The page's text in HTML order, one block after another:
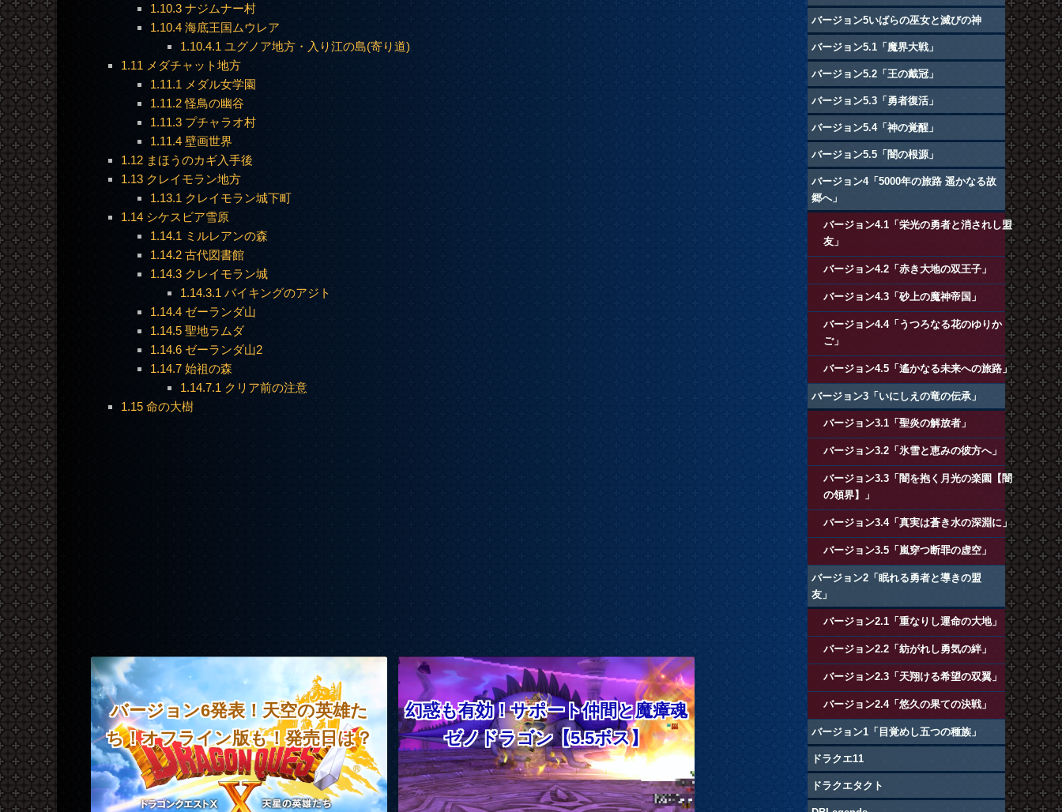
1.10.3 ナジムナー村
1.10.4 海底王国ムウレア
1.10.4.1 ユグノア地方・入り江の島(寄り道)
1.11 メダチャット地方
1.11.1 メダル女学園
1.11.2 怪鳥の幽谷
1.11.3 プチャラオ村
1.11.4 壁画世界
1.12 まほうのカギ入手後
1.13 クレイモラン地方
1.13.1 クレイモラン城下町
1.14 シケスビア雪原
1.14.1 ミルレアンの森
1.14.2 古代図書館
1.14.3 クレイモラン城
1.14.3.1 バイキングのアジト
1.14.4 ゼーランダ山
1.14.5 聖地ラムダ
1.14.6 ゼーランダ山2
1.14.7 始祖の森
1.14.7.1 クリア前の注意
1.15 命の大樹
バージョン6発表！天空の英雄た
ち！オフライン版も！発売日は？
幻惑も有効！サポート仲間と魔瘴魂
ゼノドラゴン【5.5ボス】
バージョン5いばらの巫女と滅びの神
バージョン5.1「魔界大戦」
バージョン5.2「王の戴冠」
バージョン5.3「勇者復活」
バージョン5.4「神の覚醒」
バージョン5.5「闇の根源」
バージョン4「5000年の旅路 遥かなる故
郷へ」
バージョン4.1「栄光の勇者と消されし盟
友」
バージョン4.2「赤き大地の双王子」
バージョン4.3「砂上の魔神帝国」
バージョン4.4「うつろなる花のゆりか
ご」
バージョン4.5「遙かなる未来への旅路」
バージョン3「いにしえの竜の伝承」
バージョン3.1「聖炎の解放者」
バージョン3.2「氷雪と恵みの彼方へ」
バージョン3.3「闇を抱く月光の楽園【闇
の領界】」
バージョン3.4「真実は蒼き水の深淵に」
バージョン3.5「嵐穿つ断罪の虚空」
バージョン2「眠れる勇者と導きの盟
友」
バージョン2.1「重なりし運命の大地」
バージョン2.2「紡がれし勇気の絆」
バージョン2.3「天翔ける希望の双翼」
バージョン2.4「悠久の果ての決戦」
バージョン1「目覚めし五つの種族」
ドラクエ11
ドラクエタクト